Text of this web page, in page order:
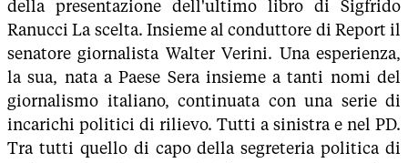
della presentazione dell'ultimo libro di Sigfrido
Ranucci La scelta. Insieme al conduttore di Report il
senatore giornalista Walter Verini. Una esperienza,
la sua, nata a Paese Sera insieme a tanti nomi del
giornalismo italiano, continuata con una serie di
incarichi politici di rilievo. Tutti a sinistra e nel PD.
Tra tutti quello di capo della segreteria politica di